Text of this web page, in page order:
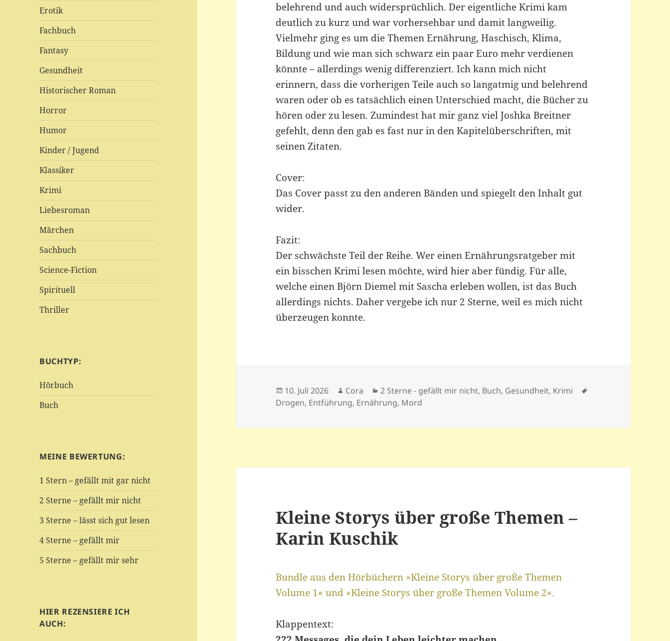
Erotik
Fachbuch
Fantasy
Gesundheit
Historischer Roman
Horror
Humor
Kinder / Jugend
Klassiker
Krimi
Liebesroman
Märchen
Sachbuch
Science-Fiction
Spirituell
Thriller
BUCHTYP:
Hörbuch
Buch
MEINE BEWERTUNG:
1 Stern – gefällt mit gar nicht
2 Sterne – gefällt mir nicht
3 Sterne – lässt sich gut lesen
4 Sterne – gefällt mir
5 Sterne – gefällt mir sehr
HIER REZENSIERE ICH
AUCH:
belehrend und auch widersprüchlich. Der eigentliche Krimi kam
deutlich zu kurz und war vorhersehbar und damit langweilig.
Vielmehr ging es um die Themen Ernährung, Haschisch, Klima,
Bildung und wie man sich schwarz ein paar Euro mehr verdienen
könnte – allerdings wenig differenziert. Ich kann mich nicht
erinnern, dass die vorherigen Teile auch so langatmig und belehrend
waren oder ob es tatsächlich einen Unterschied macht, die Bücher zu
hören oder zu lesen. Zumindest hat mir ganz viel Joshka Breitner
gefehlt, denn den gab es fast nur in den Kapitelüberschriften, mit
seinen Zitaten.
Cover:
Das Cover passt zu den anderen Bänden und spiegelt den Inhalt gut
wider.
Fazit:
Der schwächste Teil der Reihe. Wer einen Ernährungsratgeber mit
ein bisschen Krimi lesen möchte, wird hier aber fündig. Für alle,
welche einen Björn Diemel mit Sascha erleben wollen, ist das Buch
allerdings nichts. Daher vergebe ich nur 2 Sterne, weil es mich nicht
überzeugen konnte.
Veröffentlicht
am
10. Juli 2026 Autor
Cora Kategorien
2 Sterne - gefällt mir nicht, Buch, Gesundheit, Krimi
Drogen, Entführung, Ernährung, Mord
Kleine Storys über große Themen –
Karin Kuschik
Bundle aus den Hörbüchern »Kleine Storys über große Themen
Volume 1« und »Kleine Storys über große Themen Volume 2«.
Klappentext: